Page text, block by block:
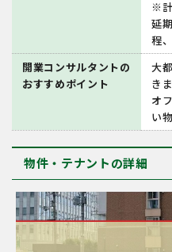
※
延
程
開業コンサルタントの
おすすめポイント
大
きま
オ
い
物件・テナントの詳細